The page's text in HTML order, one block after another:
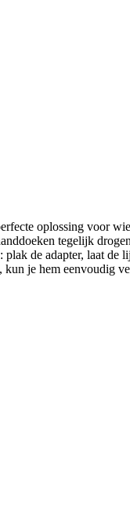
oplossing voor
tegelijk
de adapter, laat
je hem eenvoudig